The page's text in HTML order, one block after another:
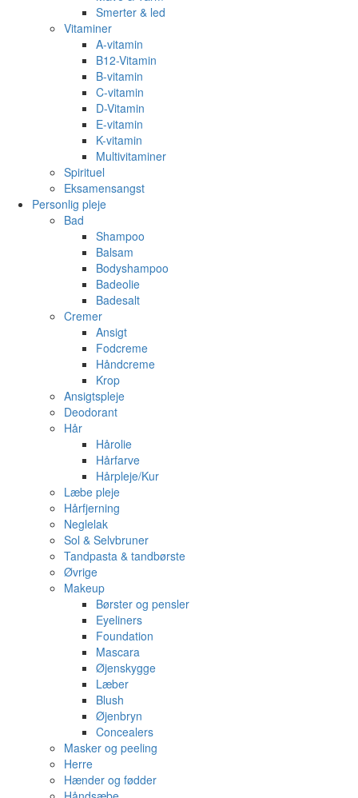
Smerter & led
Vitaminer
A-vitamin
B12-Vitamin
B-vitamin
C-vitamin
D-Vitamin
E-vitamin
K-vitamin
Multivitaminer
Spirituel
Eksamensangst
Personlig pleje
Bad
Shampoo
Balsam
Bodyshampoo
Badeolie
Badesalt
Cremer
Ansigt
Fodcreme
Håndcreme
Krop
Ansigtspleje
Deodorant
Hår
Hårolie
Hårfarve
Hårpleje/Kur
Læbe pleje
Hårfjerning
Neglelak
Sol & Selvbruner
Tandpasta & tandbørste
Øvrige
Makeup
Børster og pensler
Eyeliners
Foundation
Mascara
Øjenskygge
Læber
Blush
Øjenbryn
Concealers
Masker og peeling
Herre
Hænder og fødder